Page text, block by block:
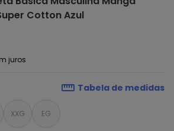
Cotton Azul
juros
Tabela de medidas
XXG EG